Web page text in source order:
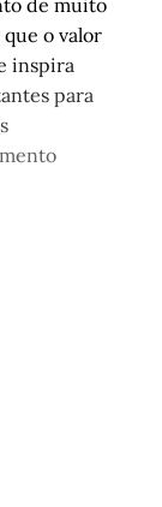
o valor
inspira
para